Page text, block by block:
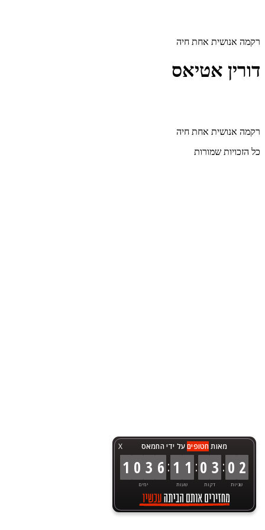
X מאותחטופיםעל ידי החמאס
1 0 3 6
ימים
: 1 1
שעות
:0 3
דקות
: 0 2
שניות
רקמה אנושית אחת חיה
דורין אטיאס
רקמה אנושית אחת חיה
כל הזכויות שמורות